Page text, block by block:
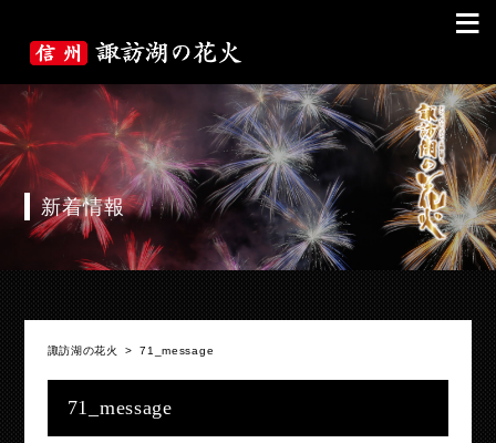
≡
新着情報
諏訪湖の花火 >71_message
71_message